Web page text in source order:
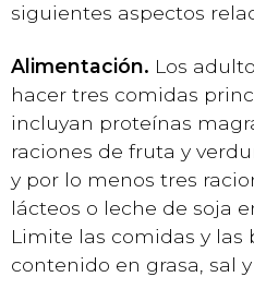
siguientes aspectos
Alimentación. Los
hacer tres comidas
incluyan proteínas
raciones de fruta y
y por lo menos tres
lácteos o leche de soja
Limite las comidas y las
contenido en grasa, sal y